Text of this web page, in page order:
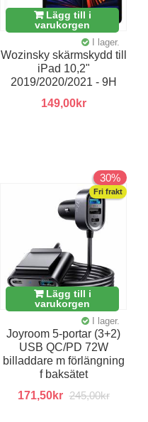
Lägg till i
varukorgen
I lager.
Wozinsky skärmskydd till
iPad 10,2"
2019/2020/2021 - 9H
149,00kr
30%
Fri frakt
Lägg till i
varukorgen
I lager.
Joyroom 5-portar (3+2)
USB QC/PD 72W
billaddare m förlängning
f baksätet
171,50kr 245,00kr